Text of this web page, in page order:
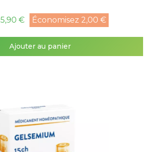
5,90 € Économisez 2,00 €
Ajouter au panier